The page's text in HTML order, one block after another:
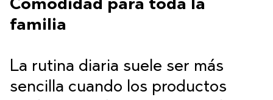
Comodidad para toda la
familia
La rutina diaria suele ser más
sencilla cuando los productos